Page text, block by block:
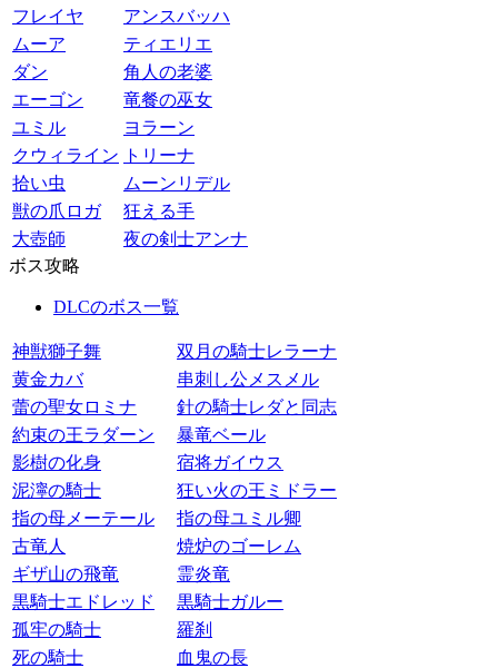
フレイヤ
アンスバッハ
ムーア
ティエリエ
ダン
角人の老婆
エーゴン
竜餐の巫女
ユミル
ヨラーン
クウィライン
トリーナ
拾い虫
ムーンリデル
獣の爪ロガ
狂える手
大壺師
夜の剣士アンナ
ボス攻略
DLCのボス一覧
神獣獅子舞
双月の騎士レラーナ
黄金カバ
串刺し公メスメル
蕾の聖女ロミナ
針の騎士レダと同志
約束の王ラダーン
暴竜ベール
影樹の化身
宿将ガイウス
泥濘の騎士
狂い火の王ミドラー
指の母メーテール
指の母ユミル卿
古竜人
焼炉のゴーレム
ギザ山の飛竜
霊炎竜
黒騎士エドレッド
黒騎士ガルー
孤牢の騎士
羅刹
死の騎士
血鬼の長